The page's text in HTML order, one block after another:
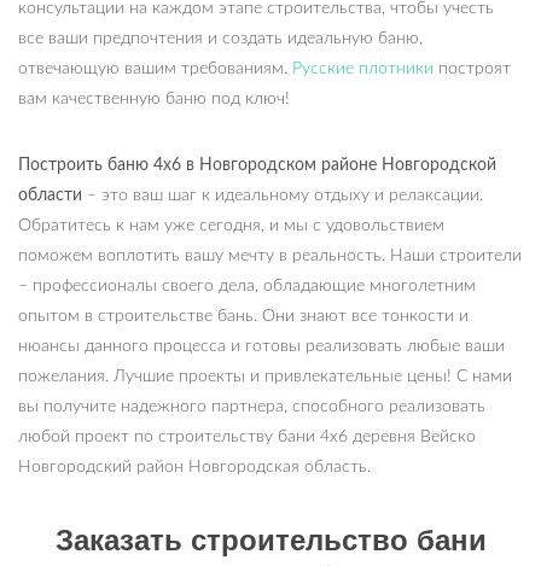
консультации на каждом этапе строительства, чтобы учесть
все ваши предпочтения и создать идеальную баню,
отвечающую вашим требованиям. Русские плотники построят
вам качественную баню под ключ!
Построить баню 4х6 в Новгородском районе Новгородской
области – это ваш шаг к идеальному отдыху и релаксации.
Обратитесь к нам уже сегодня, и мы с удовольствием
поможем воплотить вашу мечту в реальность. Наши строители
– профессионалы своего дела, обладающие многолетним
опытом в строительстве бань. Они знают все тонкости и
нюансы данного процесса и готовы реализовать любые ваши
пожелания. Лучшие проекты и привлекательные цены! С нами
вы получите надежного партнера, способного реализовать
любой проект по строительству бани 4х6 деревня Вейско
Новгородский район Новгородская область.
Заказать строительство бани